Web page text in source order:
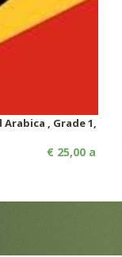
, Grade 1,
€ 25,00 a